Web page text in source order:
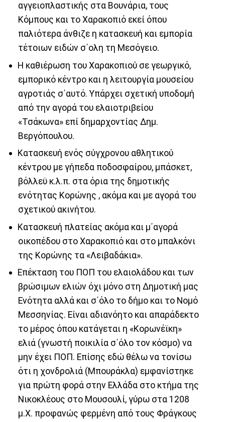
αγγειοπλαστικής στα Βουνάρια, τους
Κόμπους και το Χαρακοπιό εκεί όπου
παλιότερα άνθιζε η κατασκευή και εμπορία
τέτοιων ειδών σ΄ολη τη Μεσόγειο.
H καθιέρωση του Χαρακοπιού σε γεωργικό,
εμπορικό κέντρο και η λειτουργία μουσείου
αγροτιάς σ΄αυτό. Υπάρχει σχετική υποδομή
από την αγορά του ελαιοτριβείου
«Τσάκωνα» επί δημαρχοντίας Δημ.
Βεργόπουλου.
Κατασκευή ενός σύγχρονου αθλητικού
κέντρου με γήπεδα ποδοσφαίρου, μπάσκετ,
βόλλεϋ κ.λ.π. στα όρια της δημοτικής
ενότητας Κορώνης , ακόμα και με αγορά του
σχετικού ακινήτου.
Κατασκευή πλατείας ακόμα και μ΄αγορά
οικοπέδου στο Χαρακοπιό και στο μπαλκόνι
της Κορώνης τα «Λειβαδάκια».
Επέκταση του ΠΟΠ του ελαιολάδου και των
βρώσιμων ελιών όχι μόνο στη Δημοτική μας
Ενότητα αλλά και σ΄όλο το δήμο και το Νομό
Μεσσηνίας. Είναι αδιανόητο και απαράδεκτο
το μέρος όπου κατάγεται η «Κορωνέϊκη»
ελιά (γνωστή ποικιλία σ΄όλο τον κόσμο) να
μην έχει ΠΟΠ. Επίσης εδώ θέλω να τονίσω
ότι η χονδρολιά (Μπουράκλα) εμφανίστηκε
για πρώτη φορά στην Ελλάδα στο κτήμα της
Νικοκλέους στο Μουσουλί, γύρω στα 1208
μ.Χ. προφανώς φερμένη από τους Φράγκους